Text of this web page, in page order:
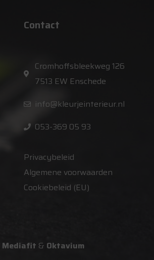
Contact
Cromhoffsbleekweg 126
7513 EW Enschede
info@kleurjeinterieur.nl
053-369 05 93
Privacybeleid
Algemene voorwaarden
Cookiebeleid (EU)
Mediafit & Oktavium